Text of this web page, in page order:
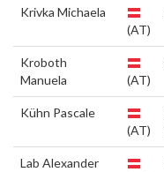
Krivka Michaela
(AT)
Kroboth
Manuela
(AT)
Kühn Pascale
(AT)
Lab Alexander